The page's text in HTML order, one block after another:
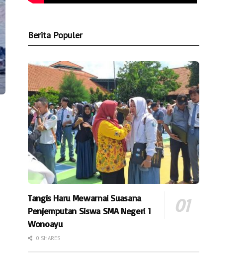
Berita Populer
Tangis Haru Mewarnai Suasana
Penjemputan Siswa SMA Negeri 1
Wonoayu
0 SHARES